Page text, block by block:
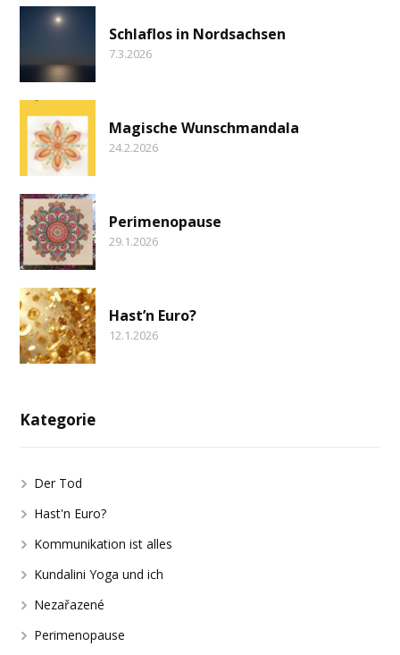
Schlaflos in Nordsachsen
7.3.2026
Magische Wunschmandala
24.2.2026
Perimenopause
29.1.2026
Hast’n Euro?
12.1.2026
Kategorie
Der Tod
Hast'n Euro?
Kommunikation ist alles
Kundalini Yoga und ich
Nezařazené
Perimenopause